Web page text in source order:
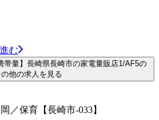
む
帯量】長崎県長崎市の家電量販店1/AF5の
の他の求人を見る
／保育【長崎市-033】